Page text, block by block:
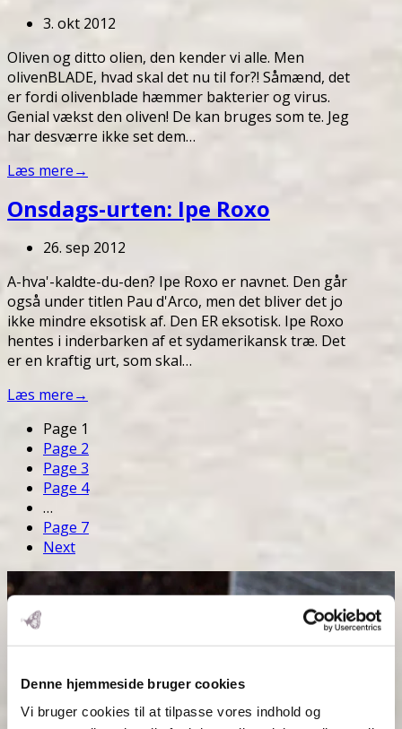
Denne hjemmeside bruger cookies
Vi bruger cookies til at tilpasse vores indhold og
3. okt 2012
Oliven og ditto olien, den kender vi alle. Men
olivenBLADE, hvad skal det nu til for?! Såmænd, det
er fordi olivenblade hæmmer bakterier og virus.
Genial vækst den oliven! De kan bruges som te. Jeg
har desværre ikke set dem…
Læs mere→
Onsdags-urten: Ipe Roxo
26. sep 2012
A-hva'-kaldte-du-den? Ipe Roxo er navnet. Den går
også under titlen Pau d'Arco, men det bliver det jo
ikke mindre eksotisk af. Den ER eksotisk. Ipe Roxo
hentes i inderbarken af et sydamerikansk træ. Det
er en kraftig urt, som skal…
Læs mere→
Page 1
Page 2
Page 3
Page 4
…
Page 7
Next